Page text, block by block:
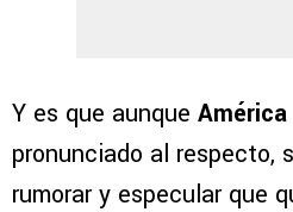
Y es que aunque América
pronunciado al respecto,
rumorar y especular que